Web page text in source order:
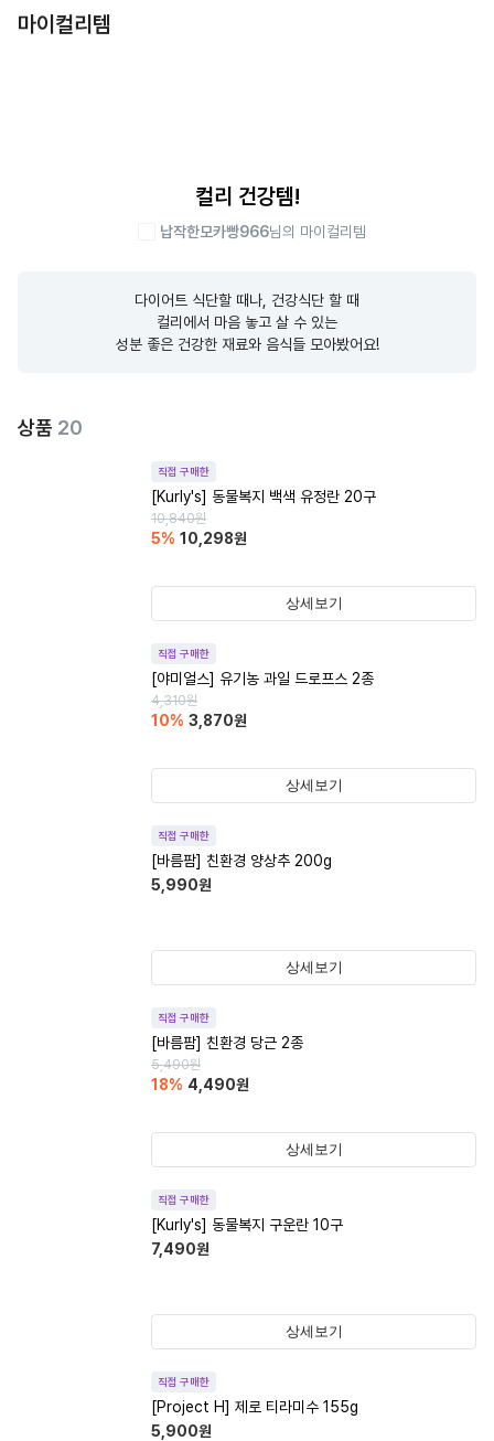
마이컬리템
컬리 건강템!
납작한모카빵966님의 마이컬리템
다이어트 식단할 때나, 건강식단 할 때
컬리에서 마음 놓고 살 수 있는
성분 좋은 건강한 재료와 음식들 모아봤어요!
상품 20
직접 구매한
[Kurly's] 동물복지 백색 유정란 20구
10,840원
5% 10,298원
상세보기
직접 구매한
[야미얼스] 유기농 과일 드로프스 2종
4,310원
10% 3,870원
상세보기
직접 구매한
[바름팜] 친환경 양상추 200g
5,990원
상세보기
직접 구매한
[바름팜] 친환경 당근 2종
5,490원
18% 4,490원
상세보기
직접 구매한
[Kurly's] 동물복지 구운란 10구
7,490원
상세보기
직접 구매한
[Project H] 제로 티라미수 155g
5,900원